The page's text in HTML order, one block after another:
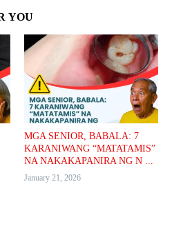
YOU
MGA SENIOR, BABALA: 7
KARANIWANG “MATATAMIS”
NA NAKAKAPANIRA NG N ...
January 21, 2026